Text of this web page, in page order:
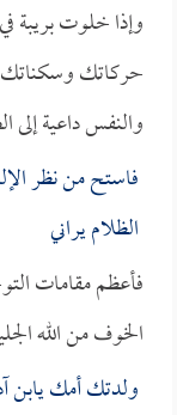
وإذا خلوت بريبة
حركاتك وسكناتك
والنفس داعية إلى
فاستح من نظر
الظلام يراني
فأعظم مقامات
الخوف من الله
ولدتك أمك